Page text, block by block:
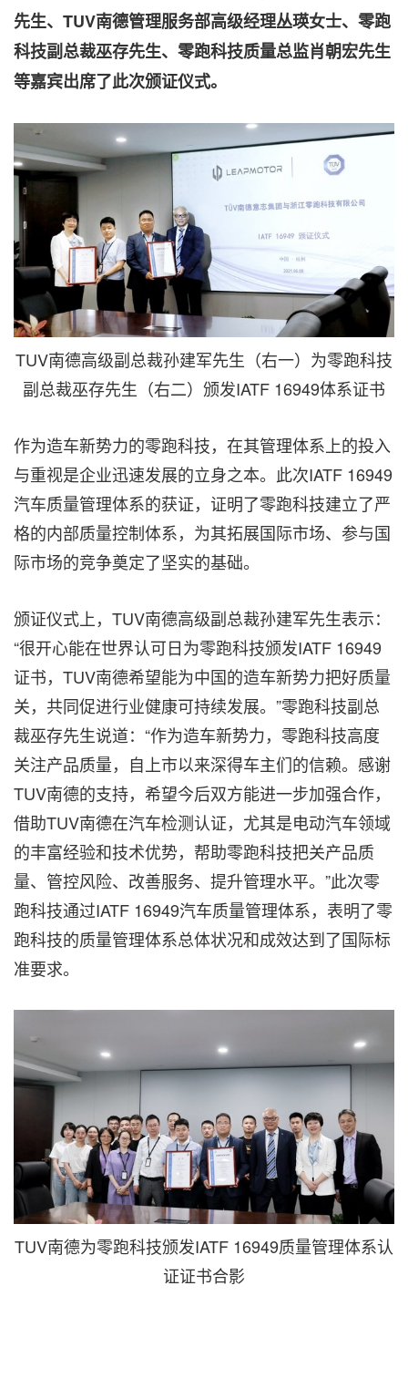
先生、TUV南德管理服务部高级经理丛瑛女士、零跑
科技副总裁巫存先生、零跑科技质量总监肖朝宏先生
等嘉宾出席了此次颁证仪式。
TUV南德高级副总裁孙建军先生（右一）为零跑科技
副总裁巫存先生（右二）颁发IATF 16949体系证书
作为造车新势力的零跑科技，在其管理体系上的投入
与重视是企业迅速发展的立身之本。此次IATF 16949
汽车质量管理体系的获证，证明了零跑科技建立了严
格的内部质量控制体系，为其拓展国际市场、参与国
际市场的竞争奠定了坚实的基础。
颁证仪式上，TUV南德高级副总裁孙建军先生表示：
“很开心能在世界认可日为零跑科技颁发IATF 16949
证书，TUV南德希望能为中国的造车新势力把好质量
关，共同促进行业健康可持续发展。”零跑科技副总
裁巫存先生说道：“作为造车新势力，零跑科技高度
关注产品质量，自上市以来深得车主们的信赖。感谢
TUV南德的支持，希望今后双方能进一步加强合作，
借助TUV南德在汽车检测认证，尤其是电动汽车领域
的丰富经验和技术优势，帮助零跑科技把关产品质
量、管控风险、改善服务、提升管理水平。”此次零
跑科技通过IATF 16949汽车质量管理体系，表明了零
跑科技的质量管理体系总体状况和成效达到了国际标
准要求。
TUV南德为零跑科技颁发IATF 16949质量管理体系认
证证书合影